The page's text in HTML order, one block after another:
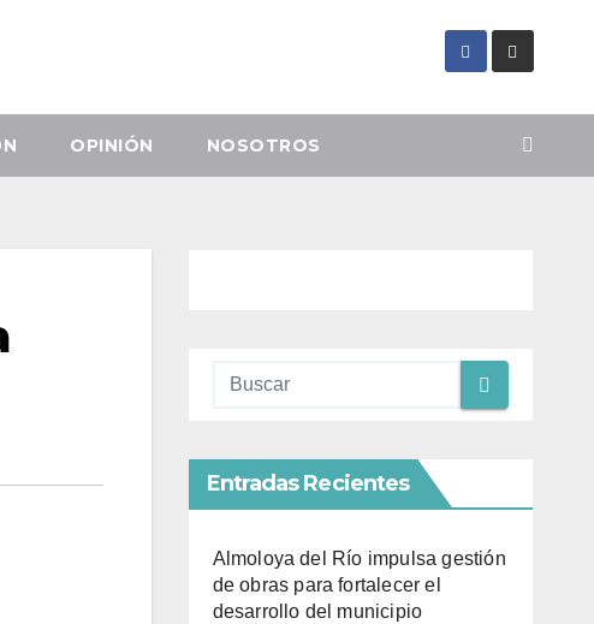
OPINIÓN NOSOTROS
Entradas Recientes
Almoloya del Río impulsa gestión
de obras para fortalecer el
desarrollo del municipio